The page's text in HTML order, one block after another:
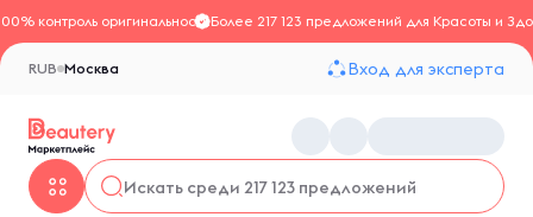
контроль оригинальностиБолее 217 123 предложений для Красоты и
Москва
RUB Вход для эксперта